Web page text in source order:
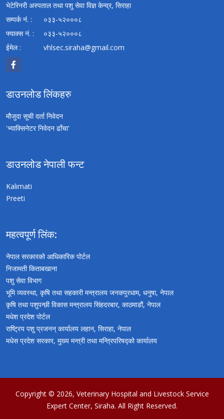
भेटेरिनरी अस्पताल तथा पशु सेवा विज्ञ केन्द्र, सिराहा
सम्पर्क नं. :
०३३-५२०००८
फ्याक्स नं. :
०३३-५२०००८
ईमेल :
vhlsec.siraha@gmail.com
डाउनलोड लिंकहरु
मौजुदा सूची दर्ता निवेदन
'भ्याक्सिनेटर निवेदन ढाँचा'
डाउनलोड नेपाली फन्ट
Kalimati
Preeti
महत्वपूर्ण लिंक:
नेपाल सरकारको आधिकारिक पोर्टल
निजामती किताबखाना
पशु सेवा विभाग
भूमि व्यवस्था, कृषि तथा सहकारी मन्त्रालय जनकपुरधाम, धनुषा, नेपाल
कृषि तथा पशुपन्छी विकास मन्त्रालय सिंहदरबार, काठमाडौं, नेपाल
मधेश प्रदेश पोर्टल
राष्ट्रिय पशु प्रजनन् कार्यालय लहान, सिराहा, नेपाल
मधेस प्रदेश सरकार, मुख्य मन्त्री तथा मन्त्रिपरिषद्को कार्यालय
Copyright © 2026, Veterinary Hospital and Livestock Service
Expert Center, Siraha. All Right Reserved.